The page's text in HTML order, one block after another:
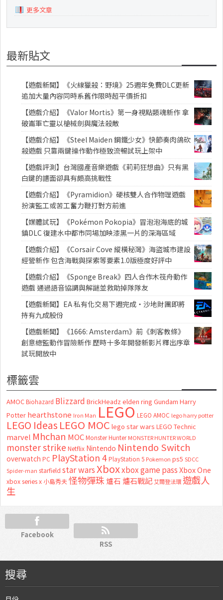
更多文章
最新貼文
【遊戲新聞】《火線獵殺：野境》25週年免費DLC更新
追加大量內容同時系舊作限時超平價折扣
【遊戲介紹】《Valor Mortis》第一身視點類魂新作 拿
破崙軍亡靈以槍械劍與魔法殺敵
【遊戲介紹】《Steel Maiden 鋼鐵少女》快節奏肉鴿砍
殺遊戲 只靠兩鍵操作動作極致流暢試玩上架中
【遊戲評測】台灣國產音樂遊戲《莉莉狂想曲》只有黑
白鍵的譜面卻具有頗高挑戰性
【遊戲介紹】《Pyramidion》硬核雙人合作物理遊戲
扮演監工或苦工奮力鞭打對方前進
【媒體試玩】《Pokémon Pokopia》冒泡泡海底的城
鎮DLC 復建水中都市同場加映漆黑一片的深海區域
【遊戲介紹】《Corsair Cove 縱橫秘灣》海盜城市建設
經營新作 包含海戰與探索等要素1.0版極度好評中
【遊戲介紹】《Sponge Break》四人合作木筏舟動作
遊戲 通過語音協調與解謎並救助掉隊隊友
【遊戲新聞】EA 私有化交易下週完成・沙地財團即將
持有九成股份
【遊戲新聞】《1666: Amsterdam》前《刺客教條》
創意總監動作冒險新作 歷時十多年開發新影片釋出序章
試玩開放中
標籤雲
AMOC Biohazard Blizzard BrickHeadz elden ring Gundam Harry
Potter hearthstone Iron Man LEGO LEGO AMOC lego harry potter
LEGO Ideas LEGO MOC lego star wars LEGO Technic
marvel Mhchan MOC Monster Hunter MONSTER HUNTER WORLD
monster strike Netflix Nintendo Nintendo Switch
overwatch PC PlayStation 4 PlayStation 5 Pokemon ps5 SDCC
Spider-man starfield star warsXboxxbox game passXbox One
xbox series x 小島秀夫怪物彈珠 爐石 爐石戰記艾爾登法環 遊戲人
生
Facebook
RSS
搜尋